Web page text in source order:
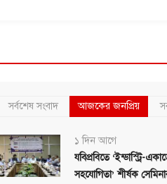
সর্বশেষ সংবাদ আজকের জনপ্রিয়
১ দিন আগে
যবিপ্রবিতে ‘ইন্ডাস্ট্রি-
সহযোগিতা’ শীর্ষক